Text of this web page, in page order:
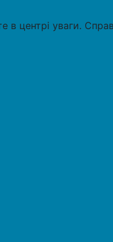
в центрі уваги.